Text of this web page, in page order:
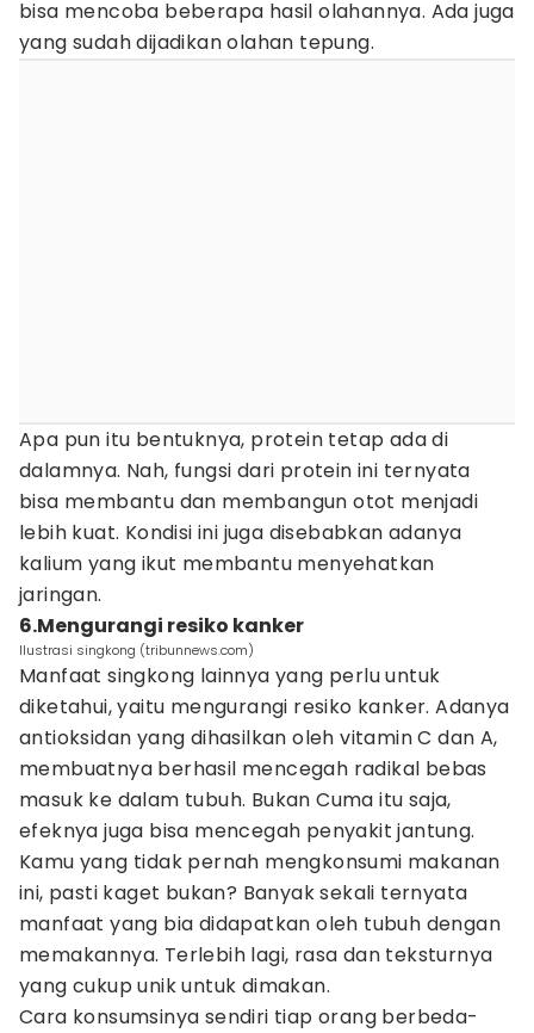
bisa mencoba beberapa hasil olahannya. Ada juga
yang sudah dijadikan olahan tepung.
Apa pun itu bentuknya, protein tetap ada di
dalamnya. Nah, fungsi dari protein ini ternyata
bisa membantu dan membangun otot menjadi
lebih kuat. Kondisi ini juga disebabkan adanya
kalium yang ikut membantu menyehatkan
jaringan.
6.Mengurangi resiko kanker
Ilustrasi singkong (tribunnews.com)
Manfaat singkong lainnya yang perlu untuk
diketahui, yaitu mengurangi resiko kanker. Adanya
antioksidan yang dihasilkan oleh vitamin C dan A,
membuatnya berhasil mencegah radikal bebas
masuk ke dalam tubuh. Bukan Cuma itu saja,
efeknya juga bisa mencegah penyakit jantung.
Kamu yang tidak pernah mengkonsumi makanan
ini, pasti kaget bukan? Banyak sekali ternyata
manfaat yang bia didapatkan oleh tubuh dengan
memakannya. Terlebih lagi, rasa dan teksturnya
yang cukup unik untuk dimakan.
Cara konsumsinya sendiri tiap orang berbeda-